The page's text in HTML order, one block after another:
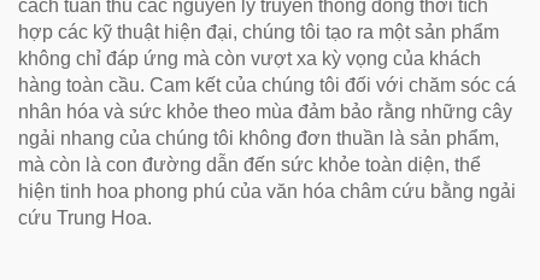
cách tuân thủ các nguyên lý truyền thống đồng thời tích
hợp các kỹ thuật hiện đại, chúng tôi tạo ra một sản phẩm
không chỉ đáp ứng mà còn vượt xa kỳ vọng của khách
hàng toàn cầu. Cam kết của chúng tôi đối với chăm sóc cá
nhân hóa và sức khỏe theo mùa đảm bảo rằng những cây
ngải nhang của chúng tôi không đơn thuần là sản phẩm,
mà còn là con đường dẫn đến sức khỏe toàn diện, thể
hiện tinh hoa phong phú của văn hóa châm cứu bằng ngải
cứu Trung Hoa.